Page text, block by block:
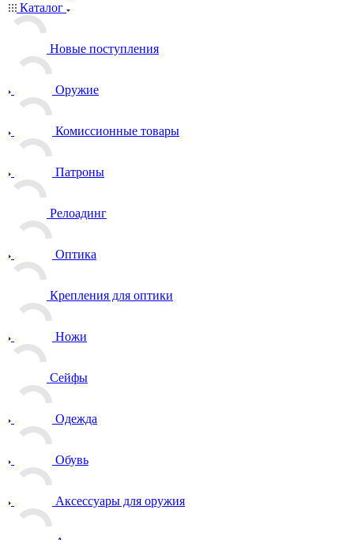
Каталог
Новые поступления
Оружие
Комиссионные товары
Патроны
Релоадинг
Оптика
Крепления для оптики
Ножи
Сейфы
Одежда
Обувь
Аксессуары для оружия